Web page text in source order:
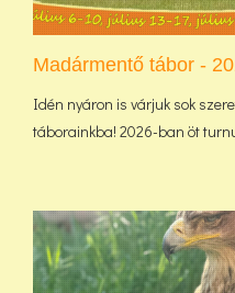
Madármentő tábor -
Idén nyáron is várjuk sok
táborainkba! 2026-ban öt